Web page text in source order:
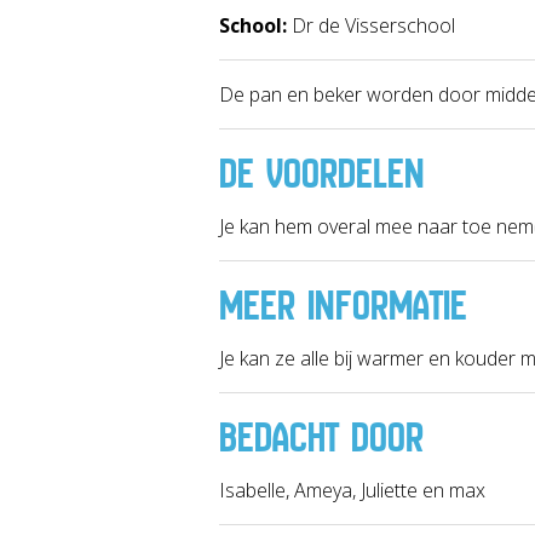
School:Dr de Visserschool
De pan en beker worden door
DE VOORDELEN
Je kan hem overal mee naar toe
MEER INFORMATIE
Je kan ze alle bij warmer en kouder
BEDACHT DOOR
Isabelle, Ameya, Juliette en max